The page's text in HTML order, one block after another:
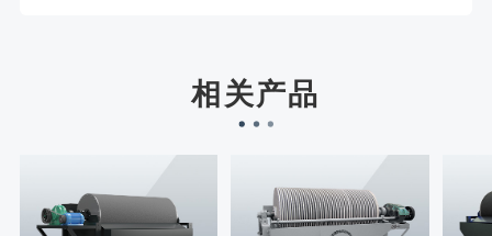
王先生183****6078刚刚预约成功！
相关产品